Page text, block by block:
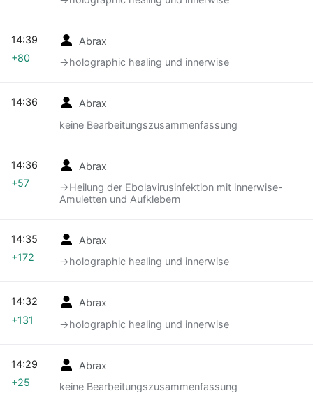
Abrax
→‎holographic healing und innerwise
14:39
+80
Abrax
keine Bearbeitungszusammenfassung
14:36
Abrax
→‎Heilung der Ebolavirusinfektion mit innerwise-
Amuletten und Aufklebern
14:36
+57
Abrax
→‎holographic healing und innerwise
14:35
+172
Abrax
→‎holographic healing und innerwise
14:32
+131
Abrax
keine Bearbeitungszusammenfassung
14:29
+25